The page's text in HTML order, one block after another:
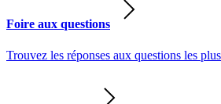
Foire aux questions
Trouvez les réponses aux questions les